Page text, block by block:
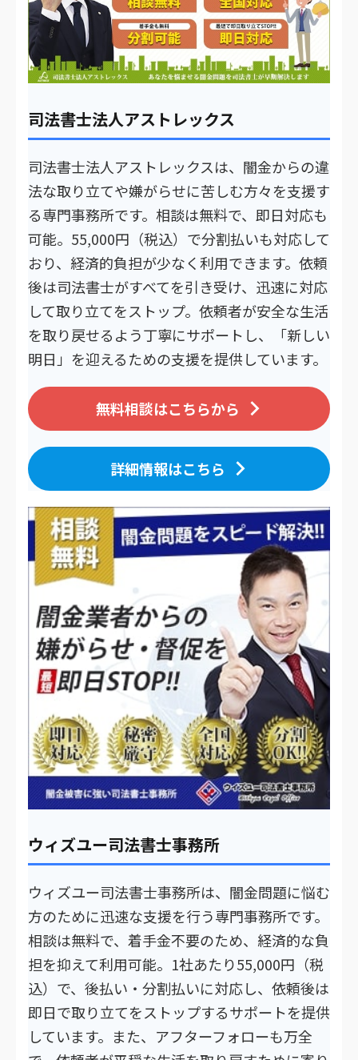
司法書士法人アストレックス
司法書士法人アストレックスは、闇金からの違
法な取り立てや嫌がらせに苦しむ方々を支援す
る専門事務所です。相談は無料で、即日対応も
可能。55,000円（税込）で分割払いも対応して
おり、経済的負担が少なく利用できます。依頼
後は司法書士がすべてを引き受け、迅速に対応
して取り立てをストップ。依頼者が安全な生活
を取り戻せるよう丁寧にサポートし、「新しい
明日」を迎えるための支援を提供しています。
無料相談はこちらから
詳細情報はこちら
ウィズユー司法書士事務所
ウィズユー司法書士事務所は、闇金問題に悩む
方のために迅速な支援を行う専門事務所です。
相談は無料で、着手金不要のため、経済的な負
担を抑えて利用可能。1社あたり55,000円（税
込）で、後払い・分割払いに対応し、依頼後は
即日で取り立てをストップするサポートを提供
しています。また、アフターフォローも万全